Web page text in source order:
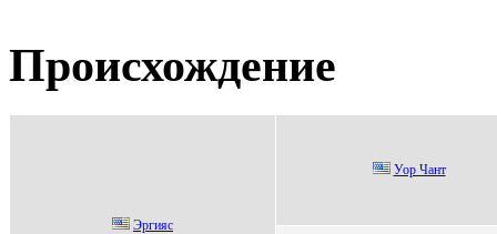
Происхождение
Эpгияс
Уор Чант